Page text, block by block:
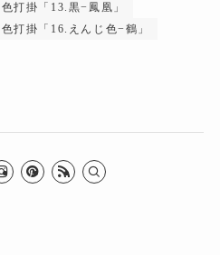
色打掛「13.黒−鳳凰」
色打掛「16.えんじ色−鶴」